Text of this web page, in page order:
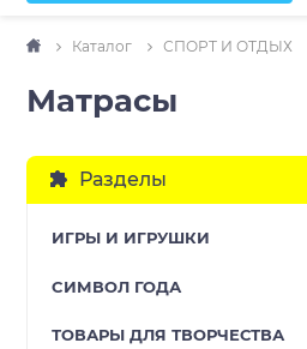
Каталог СПОРТ И ОТДЫХ
Матрасы
Разделы
ИГРЫ И ИГРУШКИ
CИМВОЛ ГОДА
ТОВАРЫ ДЛЯ ТВОРЧЕСТВА